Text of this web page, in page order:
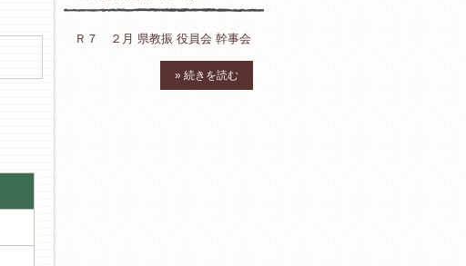
Ｒ７ ２月 県教振 役員会 幹事会
» 続きを読む